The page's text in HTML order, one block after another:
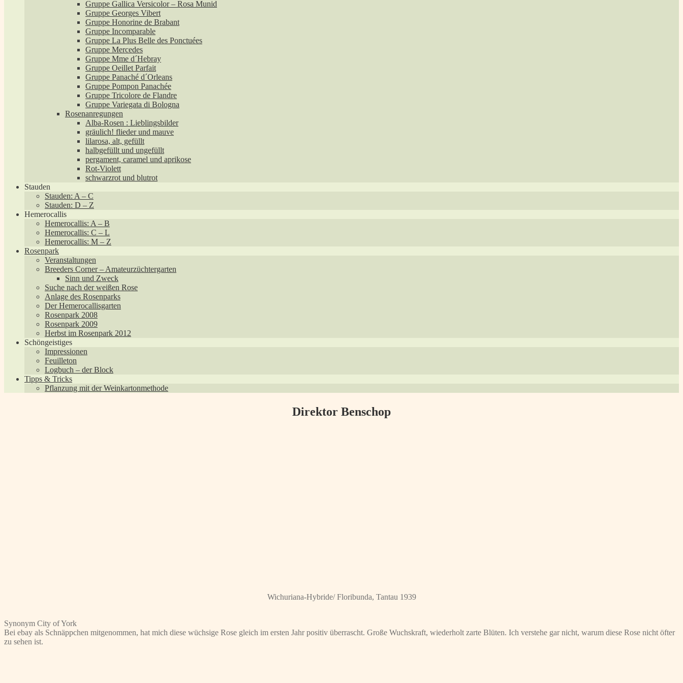
Gruppe Gallica Versicolor – Rosa Munid
Gruppe Georges Vibert
Gruppe Honorine de Brabant
Gruppe Incomparable
Gruppe La Plus Belle des Ponctuées
Gruppe Mercedes
Gruppe Mme d´Hebray
Gruppe Oeillet Parfait
Gruppe Panaché d´Orleans
Gruppe Pompon Panachée
Gruppe Tricolore de Flandre
Gruppe Variegata di Bologna
Rosenanregungen
Alba-Rosen : Lieblingsbilder
gräulich! flieder und mauve
lilarosa, alt, gefüllt
halbgefüllt und ungefüllt
pergament, caramel und aprikose
Rot-Violett
schwarzrot und blutrot
Stauden
Stauden: A – C
Stauden: D – Z
Hemerocallis
Hemerocallis: A – B
Hemerocallis: C – L
Hemerocallis: M – Z
Rosenpark
Veranstaltungen
Breeders Corner – Amateurzüchtergarten
Sinn und Zweck
Suche nach der weißen Rose
Anlage des Rosenparks
Der Hemerocallisgarten
Rosenpark 2008
Rosenpark 2009
Herbst im Rosenpark 2012
Schöngeistiges
Impressionen
Feuilleton
Logbuch – der Block
Tipps & Tricks
Pflanzung mit der Weinkartonmethode
Direktor Benschop
Wichuriana-Hybride/ Floribunda, Tantau 1939
Synonym City of York
Bei ebay als Schnäppchen mitgenommen, hat mich diese wüchsige Rose gleich im ersten Jahr positiv überrascht. Große Wuchskraft, wiederholt zarte Blüten. Ich verstehe gar nicht, warum diese Rose nicht öfter
zu sehen ist.